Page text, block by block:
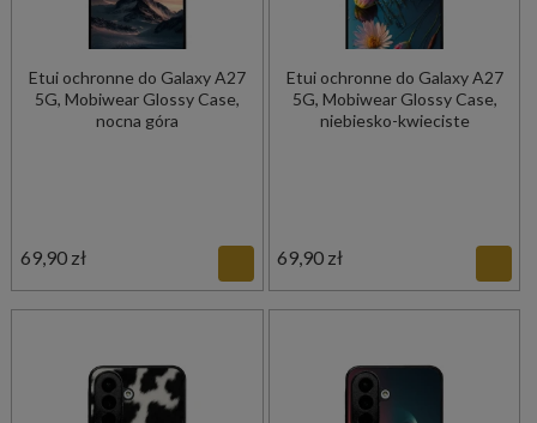
Etui ochronne do Galaxy A27
5G, Mobiwear Glossy Case,
nocna góra
69,90 zł
Etui ochronne do Galaxy A27
5G, Mobiwear Glossy Case,
niebiesko-kwieciste
69,90 zł